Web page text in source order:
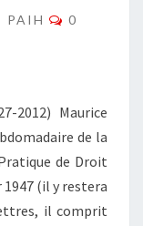
PAIH
0
2012) Maurice
de la
de Droit
(il y restera
il comprit